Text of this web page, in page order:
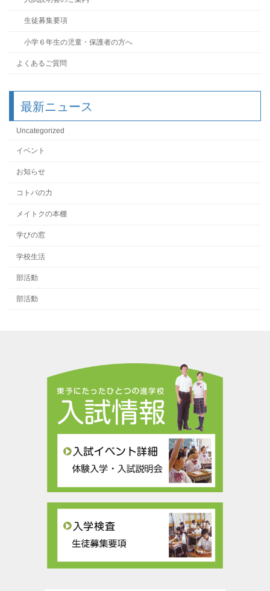
生徒募集要項
小学６年生の児童・保護者の方へ
よくあるご質問
最新ニュース
Uncategorized
イベント
お知らせ
コトバの力
メイトクの本棚
学びの窓
学校生活
部活動
部活動